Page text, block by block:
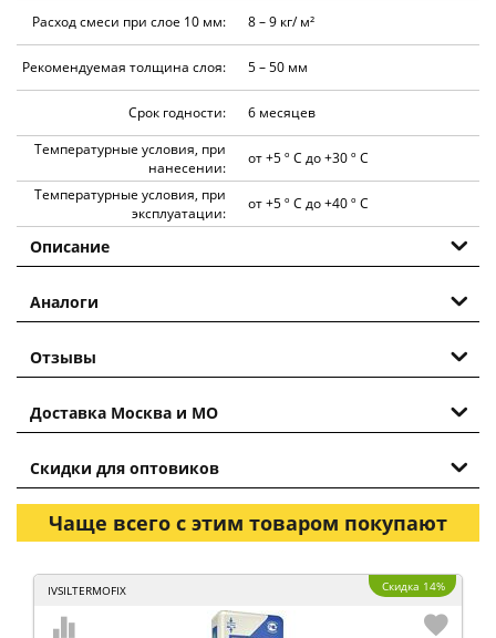
Расход смеси при слое 10 мм: 8 – 9 кг/ м²
Рекомендуемая толщина слоя: 5 – 50 мм
Срок годности:
6 месяцев
Температурные условия, при
нанесении:
от +5 º С до +30 º С
Температурные условия, при
эксплуатации:
от +5 º С до +40 º С
Описание
Аналоги
Отзывы
Доставка Москва и МО
Скидки для оптовиков
Чаще всего с этим товаром покупают
IVSILTERMOFIX Скидка 14%